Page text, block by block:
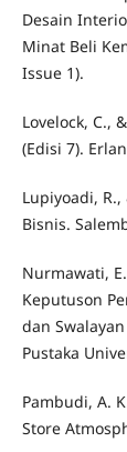
Desain
Minat Beli
Issue 1).
Lovelock, C.,
(Edisi 7).
Lupiyoadi,
Bisnis.
Nurmawati,
Keputuson
dan
Pustaka
Pambudi, A.
Store